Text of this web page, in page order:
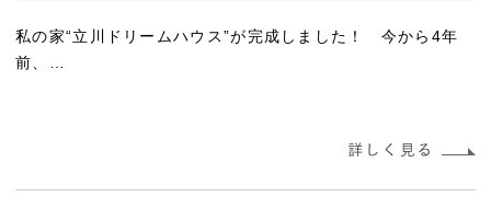
私の家“立川ドリームハウス”が完成しました！ 今から4年
前、…